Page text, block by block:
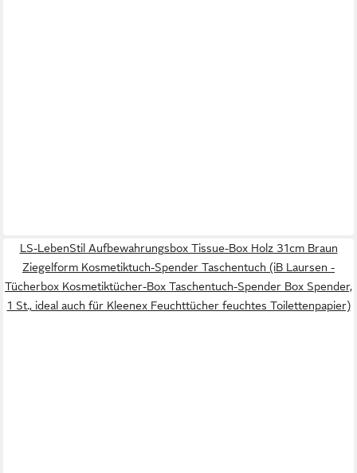
LS-LebenStil Aufbewahrungsbox Tissue-Box Holz 31cm Braun
Ziegelform Kosmetiktuch-Spender Taschentuch (iB Laursen -
Tücherbox Kosmetiktücher-Box Taschentuch-Spender Box Spender,
1 St., ideal auch für Kleenex Feuchttücher feuchtes Toilettenpapier)